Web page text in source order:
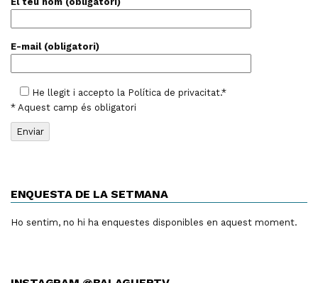
E-mail (obligatori)
He llegit i accepto la Política de privacitat.*
* Aquest camp és obligatori
ENQUESTA DE LA SETMANA
Ho sentim, no hi ha enquestes disponibles en aquest moment.